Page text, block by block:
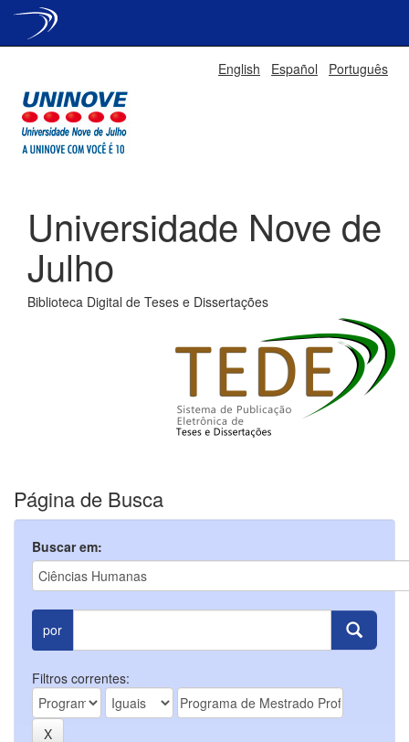
English Español Português
Universidade Nove de
Julho
Biblioteca Digital de Teses e Dissertações
Página de Busca
Buscar em:
por
Filtros correntes: